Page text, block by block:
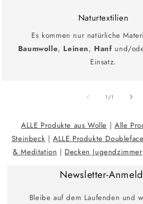
Naturtextilien
Es kommen nur natürliche
Baumwolle, Leinen, Hanfund/
Einsatz.
1 /Ab1
ALLE Produkte aus Wolle | Alle
Steinbeck | ALLE Produkte Doubleface
& Meditation | Decken Jugendzimmer
Newsletter-
Bleibe auf dem Laufenden und